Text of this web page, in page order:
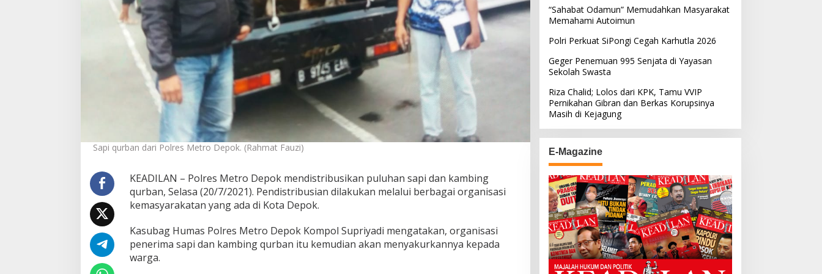
e
w
n
Q
u
r
b
a
n
Sapi qurban dari Polres Metro Depok. (Rahmat Fauzi)
KEADILAN – Polres Metro Depok mendistribusikan puluhan sapi dan kambing
qurban, Selasa (20/7/2021). Pendistribusian dilakukan melalui berbagai organisasi
kemasyarakatan yang ada di Kota Depok.
Kasubag Humas Polres Metro Depok Kompol Supriyadi mengatakan, organisasi
penerima sapi dan kambing qurban itu kemudian akan menyakurkannya kepada
warga.
“Sahabat Odamun” Memudahkan Masyarakat
Memahami Autoimun
Polri Perkuat SiPongi Cegah Karhutla 2026
Geger Penemuan 995 Senjata di Yayasan
Sekolah Swasta
Riza Chalid; Lolos dari KPK, Tamu VVIP
Pernikahan Gibran dan Berkas Korupsinya
Masih di Kejagung
E-Magazine